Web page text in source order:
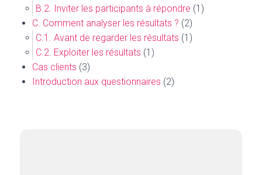
B.2. Inviter les participants à répondre (1)
C. Comment analyser les résultats ? (2)
C.1. Avant de regarder les résultats (1)
C.2. Exploiter les résultats (1)
Cas clients (3)
Introduction aux questionnaires (2)